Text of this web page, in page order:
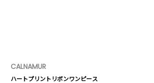
CALNAMUR
ハートプリントリボンワンピース